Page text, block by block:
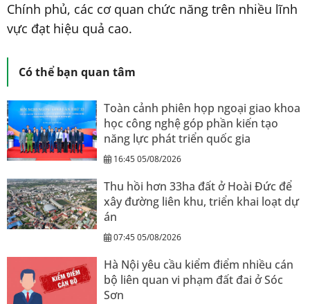
Chính phủ, các cơ quan chức năng trên nhiều lĩnh
vực đạt hiệu quả cao.
Có thể bạn quan tâm
Toàn cảnh phiên họp ngoại giao khoa
học công nghệ góp phần kiến tạo
năng lực phát triển quốc gia
16:45 05/08/2026
Thu hồi hơn 33ha đất ở Hoài Đức để
xây đường liên khu, triển khai loạt dự
án
07:45 05/08/2026
Hà Nội yêu cầu kiểm điểm nhiều cán
bộ liên quan vi phạm đất đai ở Sóc
Sơn